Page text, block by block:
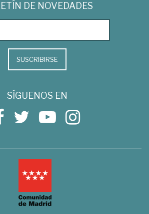
DE NOVEDADES
SUSCRIBIRSE
SÍGUENOS EN